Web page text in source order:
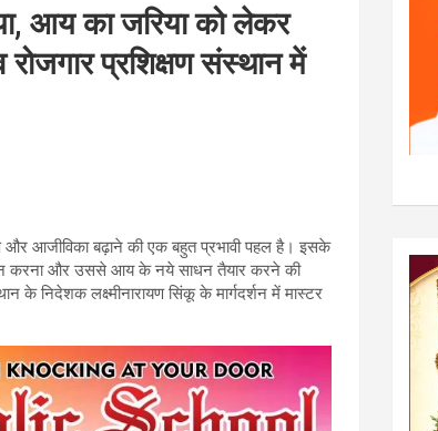
आय का जरिया को लेकर
प्रशिक्षण संस्थान में
और आजीविका बढ़ाने की एक बहुत प्रभावी पहल है। इसके
करना और उससे आय के नये साधन तैयार करने की
निदेशक लक्ष्मीनारायण सिंकू के मार्गदर्शन में मास्टर